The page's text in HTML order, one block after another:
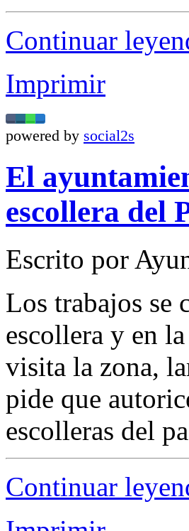
Continuar
Imprimir
powered by social2s
El
escollera del
Escrito por
Los trabajos se
escollera y en
visita la zona,
pide que
escolleras del
Continuar